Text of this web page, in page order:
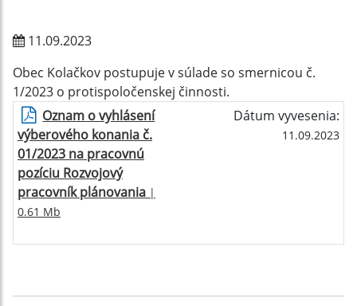
11.09.2023
Obec Kolačkov postupuje v súlade so smernicou č.
1/2023 o protispoločenskej činnosti.
Oznam o vyhlásení
výberového konania č.
01/2023 na pracovnú
pozíciu Rozvojový
pracovník plánovania |
0.61 Mb
Dátum vyvesenia:
11.09.2023